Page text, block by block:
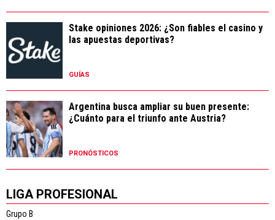
Stake opiniones 2026: ¿Son fiables el casino y
las apuestas deportivas?
GUÍAS
Argentina busca ampliar su buen presente:
¿Cuánto para el triunfo ante Austria?
PRONÓSTICOS
LIGA PROFESIONAL